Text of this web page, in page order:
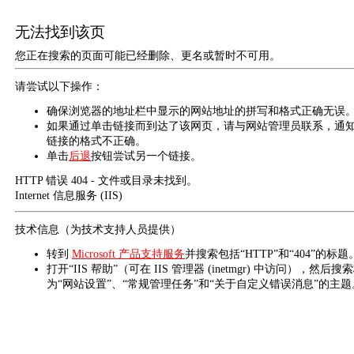
无法找到该页
您正在搜索的页面可能已经删除、更名或暂时不可用。
请尝试以下操作：
确保浏览器的地址栏中显示的网站地址的拼写和格式正确无误
如果通过单击链接而到达了该网页，请与网站管理员联系，通
链接的格式不正确。
单击后退按钮尝试另一个链接。
HTTP 错误 404 - 文件或目录未找到。
Internet 信息服务 (IIS)
技术信息（为技术支持人员提供）
转到 Microsoft 产品支持服务并搜索包括“HTTP”和“404”的标题
打开“IIS 帮助”（可在 IIS 管理器 (inetmgr) 中访问），然后搜
为“网站设置”、“常规管理任务”和“关于自定义错误消息”的主题